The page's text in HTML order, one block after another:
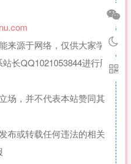
来源于网络，仅供大家学
长QQ1021053844进行删
场，并不代表本站赞同其
布或转载任何违法的相关